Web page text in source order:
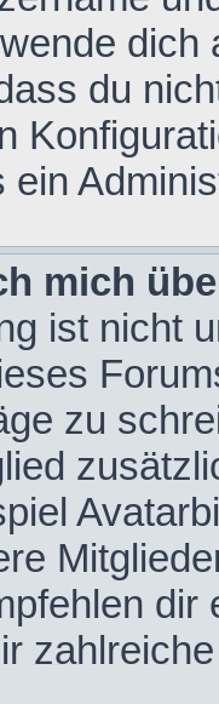
dich
du
ein
mich
ist nicht
zu